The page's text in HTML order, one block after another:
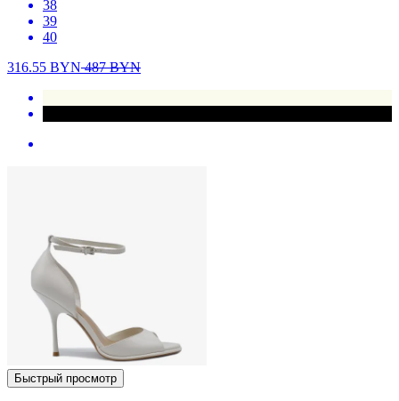
38
39
40
316.55 BYN487BYN
Быстрый просмотр